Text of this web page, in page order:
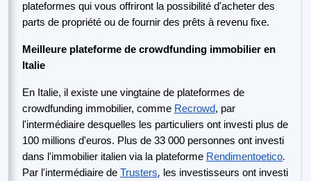
plateformes qui vous offriront la possibilité d'acheter des
parts de propriété ou de fournir des prêts à revenu fixe.
Meilleure plateforme de crowdfunding immobilier en
Italie
En Italie, il existe une vingtaine de plateformes de
crowdfunding immobilier, comme Recrowd, par
l'intermédiaire desquelles les particuliers ont investi plus de
100 millions d'euros. Plus de 33 000 personnes ont investi
dans l'immobilier italien via la plateforme Rendimentoetico.
Par l'intermédiaire de Trusters, les investisseurs ont investi